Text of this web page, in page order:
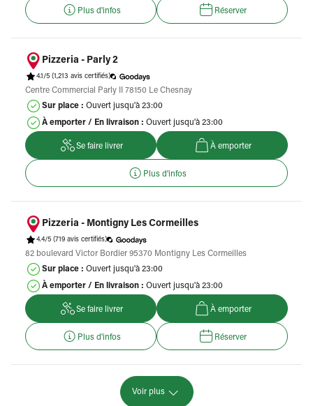
Plus d'infos Réserver
Pizzeria - Parly 2
4.1/5 (1,213 avis certifiés)
Centre Commercial Parly II 78150 Le Chesnay
Sur place : Ouvert jusqu'à 23:00
À emporter / En livraison : Ouvert jusqu'à 23:00
Se faire livrer À emporter
Plus d'infos
Pizzeria - Montigny Les Cormeilles
4.4/5 (719 avis certifiés)
82 boulevard Victor Bordier 95370 Montigny Les Cormeilles
Sur place : Ouvert jusqu'à 23:00
À emporter / En livraison : Ouvert jusqu'à 23:00
Se faire livrer À emporter
Plus d'infos Réserver
Voir plus